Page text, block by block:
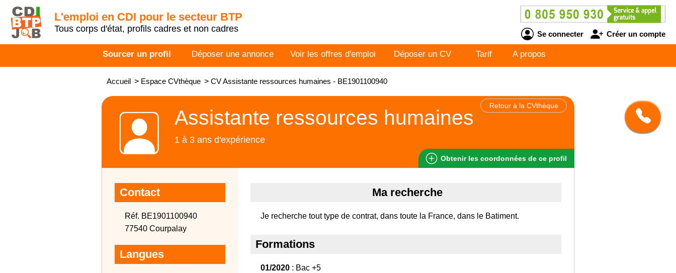
L'emploi en CDI pour le secteur BTP
Tous corps d'état, profils cadres et non cadres
Se connecter Créer un compte
Sourcer un profil Déposer une annonce Voir les offres d'emploi Déposer un CV Tarif A propos
Accueil > Espace CVthèque > CV Assistante ressources humaines - BE1901100940
Retour à la CVthèque
Assistante ressources humaines
1 à 3 ans d'expérience
Obtenir les coordonnées de ce profil
Contact
Réf. BE1901100940
77540 Courpalay
Langues
Ma recherche
Je recherche tout type de contrat, dans toute la France, dans le Batiment.
Formations
01/2020 : Bac +5